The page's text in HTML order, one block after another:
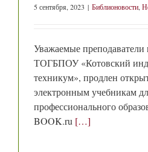
5 сентября, 2023 | Библионовости,
Уважаемые преподаватели
ТОГБПОУ «Котовский
техникум», продлен
электронным учебникам
профессионального
BOOK.ru […]